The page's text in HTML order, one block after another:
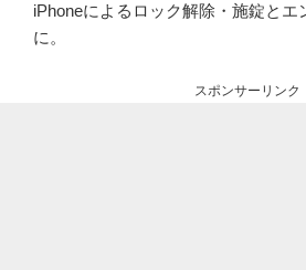
iPhoneによるロック解除・施錠とエ
に。
スポンサーリンク